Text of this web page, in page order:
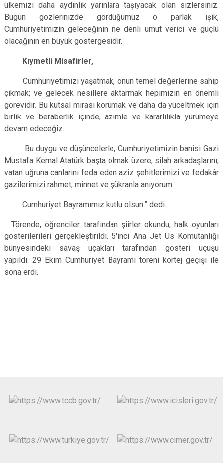
ülkemizi daha aydınlık yarınlara taşıyacak olan sizlersiniz.
Bugün gözlerinizde gördüğümüz o parlak ışık,
Cumhuriyetimizin geleceğinin ne denli umut verici ve güçlü
olacağının en büyük göstergesidir.
Kıymetli Misafirler,
Cumhuriyetimizi yaşatmak, onun temel değerlerine sahip
çıkmak; ve gelecek nesillere aktarmak hepimizin en önemli
görevidir. Bu kutsal mirası korumak ve daha da yüceltmek için
birlik ve beraberlik içinde, azimle ve kararlılıkla yürümeye
devam edeceğiz.
Bu duygu ve düşüncelerle, Cumhuriyetimizin banisi Gazi
Mustafa Kemal Atatürk başta olmak üzere, silah arkadaşlarını,
vatan uğruna canlarını feda eden aziz şehitlerimizi ve fedakâr
gazilerimizi rahmet, minnet ve şükranla anıyorum.
Cumhuriyet Bayramımız kutlu olsun.” dedi.
Törende, öğrenciler tarafından şiirler okundu, halk oyunları
gösterilerileri gerçekleştirildi. 5'inci Ana Jet Üs Komutanlığı
bünyesindeki savaş uçakları tarafından gösteri uçuşu
yapıldı.29 Ekim Cumhuriyet Bayramı töreni kortej geçişi ile
sona erdi.